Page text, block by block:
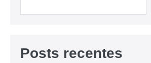
Posts recentes